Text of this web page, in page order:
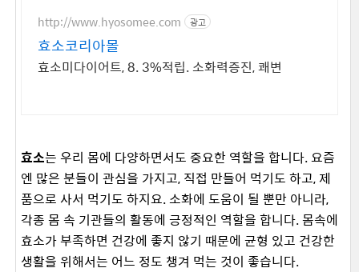
http://www.hyosomee.com 광고
효소코리아몰
효소미다이어트, 8. 3%적립. 소화력증진, 쾌변
효소는 우리 몸에 다양하면서도 중요한 역할을 합니다. 요즘
엔 많은 분들이 관심을 가지고, 직접 만들어 먹기도 하고, 제
품으로 사서 먹기도 하지요. 소화에 도움이 될 뿐만 아니라,
각종 몸 속 기관들의 활동에 긍정적인 역할을 합니다. 몸속에
효소가 부족하면 건강에 좋지 않기 때문에 균형 있고 건강한
생활을 위해서는 어느 정도 챙겨 먹는 것이 좋습니다.